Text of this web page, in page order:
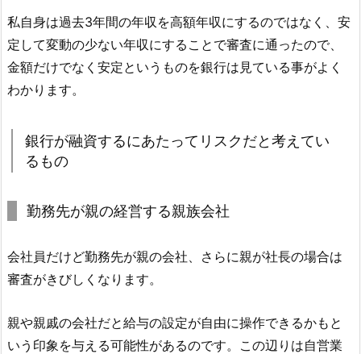
私自身は過去3年間の年収を高額年収にするのではなく、安
定して変動の少ない年収にすることで審査に通ったので、
金額だけでなく安定というものを銀行は見ている事がよく
わかります。
銀行が融資するにあたってリスクだと考えてい
るもの
勤務先が親の経営する親族会社
会社員だけど勤務先が親の会社、さらに親が社長の場合は
審査がきびしくなります。
親や親戚の会社だと給与の設定が自由に操作できるかもと
いう印象を与える可能性があるのです。この辺りは自営業